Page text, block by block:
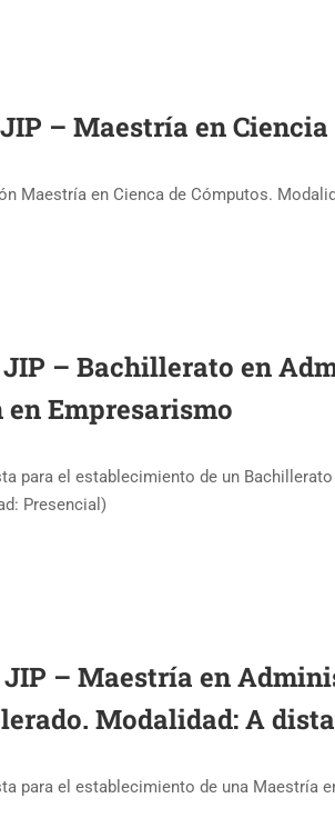
JIP – Maestría en
Maestría en Cienca de Cómputos.
JIP – Bachillerato en
Empresarismo
para el establecimiento de un
Presencial)
JIP – Maestría en
Modalidad: A
para el establecimiento de una Maestría